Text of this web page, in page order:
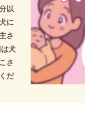
以
に
さ
犬
さ
だ